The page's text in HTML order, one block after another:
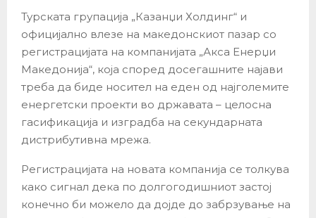
Турската групација „Казанџи Холдинг“ и
официјално влезе на македонскиот пазар со
регистрацијата на компанијата „Акса Енерџи
Македонија“, која според досегашните најави
треба да биде носител на еден од најголемите
енергетски проекти во државата – целосна
гасификација и изградба на секундарната
дистрибутивна мрежа.
Регистрацијата на новата компанија се толкува
како сигнал дека по долгогодишниот застој
конечно би можело да дојде до забрзување на